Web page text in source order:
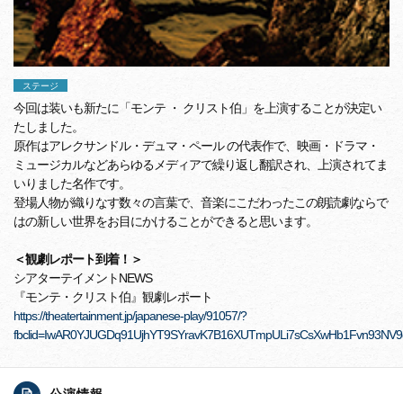
ステージ
今回は装いも新たに「モンテ ・ クリスト伯」を上演することが決定い
たしました。
原作はアレクサンドル・デュマ・ペール の代表作で、映画・ドラマ・
ミュージカルなどあらゆるメディアで繰り返し翻訳され、上演されてま
いりました名作です。
登場人物が織りなす数々の言葉で、音楽にこだわったこの朗読劇ならで
はの新しい世界をお目にかけることができると思います。
＜観劇レポート到着！＞
シアターテイメントNEWS
『モンテ・クリスト伯』観劇レポート
https://theatertainment.jp/japanese-play/91057/?